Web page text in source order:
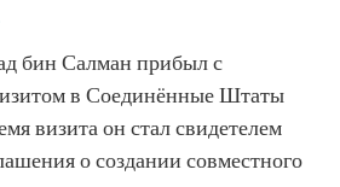
бин Салман прибыл с
в Соединённые Штаты
визита он стал свидетелем
о создании совместного